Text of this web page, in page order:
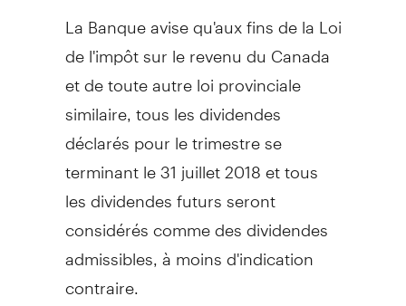
La Banque avise qu'aux fins de laLoi
del'impôt sur le revenu du Canada
et de toute autre loi provinciale
similaire, tous les dividendes
déclarés pour le trimestre se
terminant le 31 juillet 2018 et tous
les dividendes futurs seront
considérés comme des dividendes
admissibles, à moins d'indication
contraire.